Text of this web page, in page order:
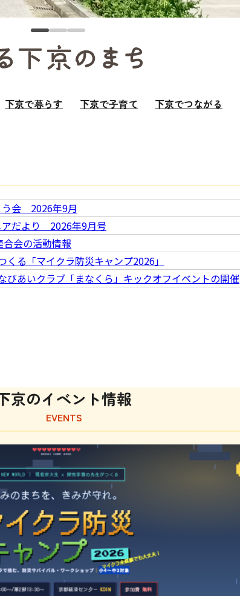
下京で暮らす 下京で子育て 下京でつながる
う会 2026年9月
アだより 2026年9月号
会の活動情報
る「マイクラ防災キャンプ2026」
びあいクラブ「まなくら」キックオフイベントの開催
京のイベント情報
EVENTS